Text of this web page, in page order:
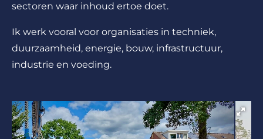
sectoren waar inhoud ertoe doet.
Ik werk vooral voor organisaties in techniek,
duurzaamheid, energie, bouw, infrastructuur,
industrie en voeding.